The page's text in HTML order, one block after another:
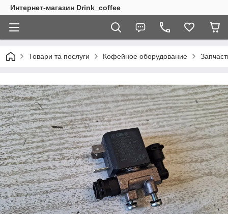
Интернет-магазин Drink_coffee
Товари та послуги Кофейное оборудование